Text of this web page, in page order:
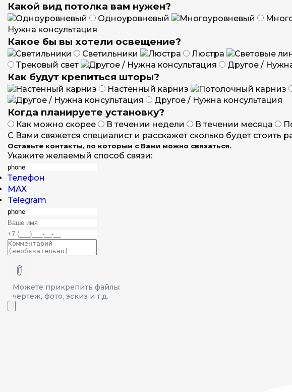
Какой вид потолка вам нужен?
Одноуровневый
Нужна консультация
Какое бы вы хотели освещение?
Светильники Люстра
Трековый свет
Другое /
Как будут крепиться шторы?
Настенный карниз
Другое / Нужна консультация
Когда планируете установку?
Как можно скорее В течении недели В течении месяца
С Вами свяжется специалист и расскажет сколько будет
Оставьте контакты, по которым с Вами можно связаться.
Укажите желаемый способ связи:
Телефон
MAX
Telegram
Можете прикрепить файлы:
чертеж, фото, эскиз и т.д.